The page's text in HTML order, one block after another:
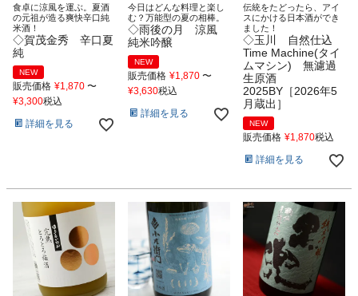
食卓に涼風を運ぶ。夏酒
の元祖が造る爽快辛口純
米酒！
◇賀茂金秀 辛口夏
純
NEW
販売価格 ¥1,870 〜
¥3,300税込
詳細を見る
今日はどんな料理と楽し
む？万能型の夏の相棒。
◇雨後の月 涼風
純米吟醸
NEW
販売価格 ¥1,870 〜
¥3,630税込
詳細を見る
伝統をたどったら、アイ
スにかける日本酒ができ
ました！
◇玉川 自然仕込
Time Machine(タイ
ムマシン) 無濾過
生原酒
2025BY［2026年5
月蔵出］
NEW
販売価格 ¥1,870税込
詳細を見る